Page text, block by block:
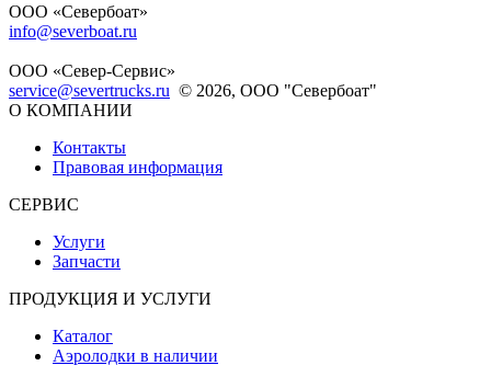
ООО «Севербоат»
info@severboat.ru
ООО «Север-Сервис»
service@severtrucks.ru © 2026, ООО "Севербоат"
О КОМПАНИИ
Контакты
Правовая информация
СЕРВИС
Услуги
Запчасти
ПРОДУКЦИЯ И УСЛУГИ
Каталог
Аэролодки в наличии